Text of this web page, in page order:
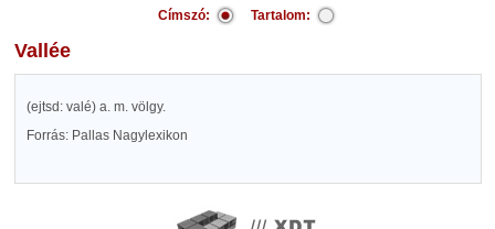
Címszó: Tartalom:
Vallée
(ejtsd: valé) a. m. völgy.
Forrás: Pallas Nagylexikon